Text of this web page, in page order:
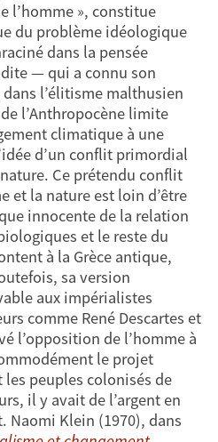
l’homme », constitue
du problème idéologique
dans la pensée
— qui a connu son
dans l’élitisme malthusien
l’Anthropocène limite
climatique à une
d’un conflit primordial
Ce prétendu conflit
et la nature est loin d’être
innocente de la relation
et le reste du
à la Grèce antique,
sa version
aux impérialistes
comme René Descartes et
l’opposition de l’homme à
le projet
peuples colonisés de
il y avait de l’argent en
Naomi Klein (1970), dans